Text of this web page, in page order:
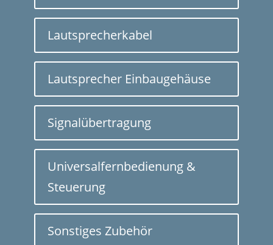
Lautsprecherkabel
Lautsprecher Einbaugehäuse
Signalübertragung
Universalfernbedienung &
Steuerung
Sonstiges Zubehör